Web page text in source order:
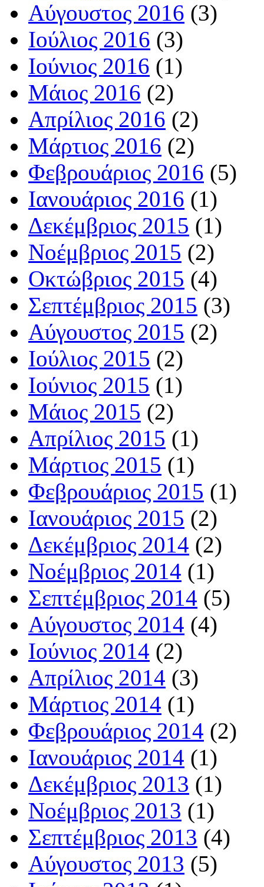
Αύγουστος 2016 (3)
Ιούλιος 2016 (3)
Ιούνιος 2016 (1)
Μάιος 2016 (2)
Απρίλιος 2016 (2)
Μάρτιος 2016 (2)
Φεβρουάριος 2016 (5)
Ιανουάριος 2016 (1)
Δεκέμβριος 2015 (1)
Νοέμβριος 2015 (2)
Οκτώβριος 2015 (4)
Σεπτέμβριος 2015 (3)
Αύγουστος 2015 (2)
Ιούλιος 2015 (2)
Ιούνιος 2015 (1)
Μάιος 2015 (2)
Απρίλιος 2015 (1)
Μάρτιος 2015 (1)
Φεβρουάριος 2015 (1)
Ιανουάριος 2015 (2)
Δεκέμβριος 2014 (2)
Νοέμβριος 2014 (1)
Σεπτέμβριος 2014 (5)
Αύγουστος 2014 (4)
Ιούνιος 2014 (2)
Απρίλιος 2014 (3)
Μάρτιος 2014 (1)
Φεβρουάριος 2014 (2)
Ιανουάριος 2014 (1)
Δεκέμβριος 2013 (1)
Νοέμβριος 2013 (1)
Σεπτέμβριος 2013 (4)
Αύγουστος 2013 (5)